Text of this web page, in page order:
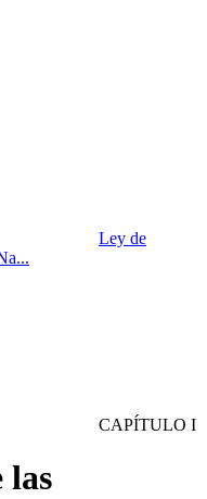
Ley de
CAPÍTULO I
las